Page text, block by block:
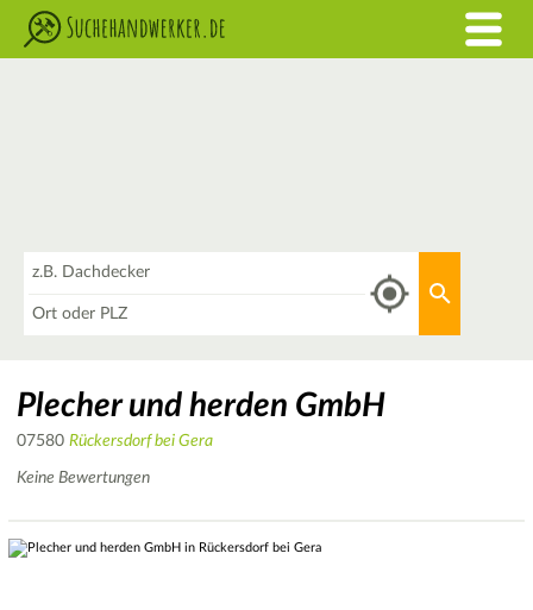
Plecher und herden GmbH
07580 Rückersdorf bei Gera
Keine Bewertungen